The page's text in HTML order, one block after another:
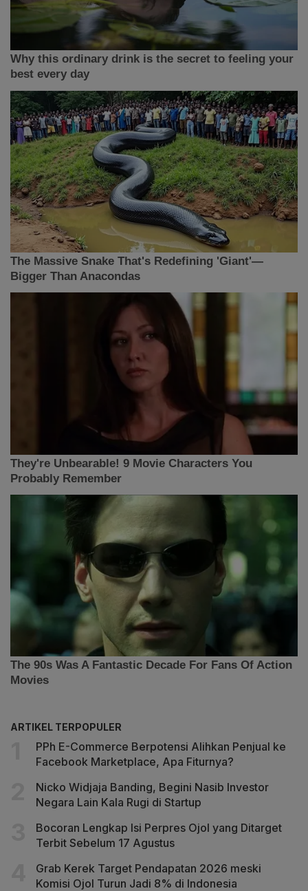
ARTIKEL TERPOPULER
PPh E-Commerce Berpotensi Alihkan Penjual ke
Facebook Marketplace, Apa Fiturnya?
Nicko Widjaja Banding, Begini Nasib Investor
Negara Lain Kala Rugi di Startup
Bocoran Lengkap Isi Perpres Ojol yang Ditarget
Terbit Sebelum 17 Agustus
Grab Kerek Target Pendapatan 2026 meski
Komisi Ojol Turun Jadi 8% di Indonesia